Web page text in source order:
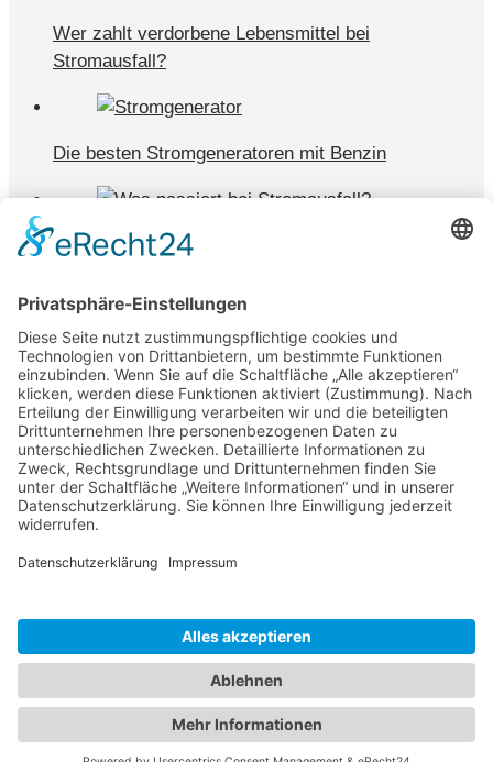
Wer zahlt verdorbene Lebensmittel bei
Stromausfall?
Die besten Stromgeneratoren mit Benzin
Was passiert bei Stromausfall?
Notstrom-Batterie für Zuhause
Ist Stromausfall höhere Gewalt?
Welche Powerbank bei Stromausfall?
Was sind die Gründe für einen Stromausfall?
Wen ruft man bei Stromausfall an?
Impressum | Datenschutz